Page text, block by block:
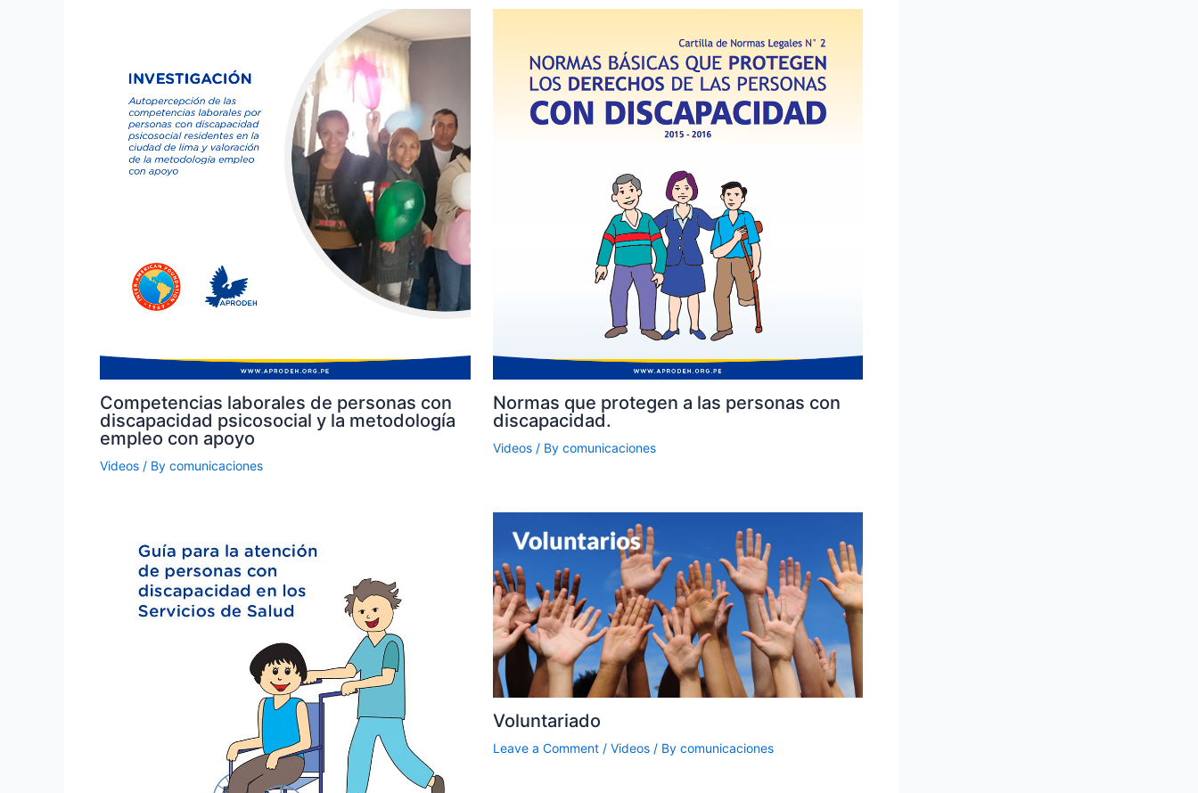
Competencias laborales de personas con
discapacidad psicosocial y la metodología
empleo con apoyo
Videos / By comunicaciones
Normas que protegen a las personas con
discapacidad.
Videos/ By comunicaciones
Voluntariado
Leave a Comment / Videos/ By comunicaciones